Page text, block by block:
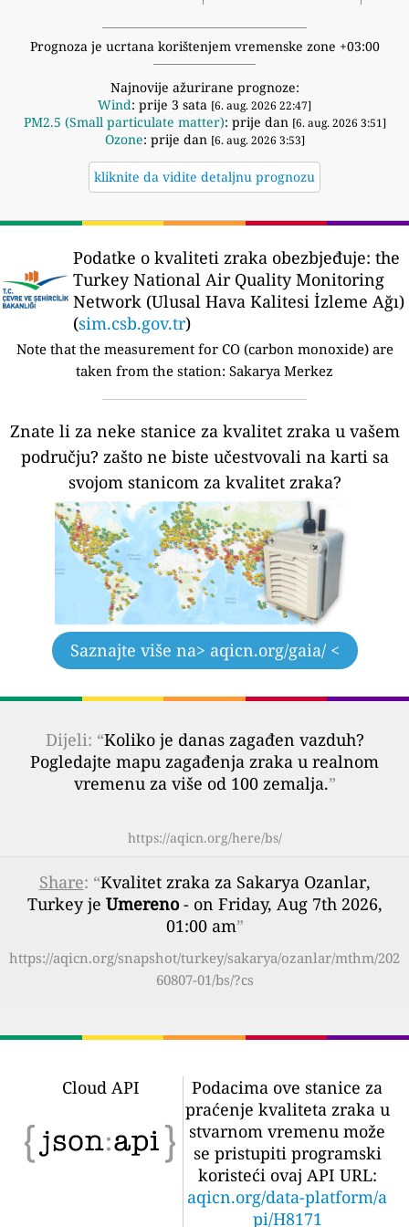
Prognoza je ucrtana korištenjem vremenske zone +03:00
Najnovije ažurirane prognoze:
Wind: prije 3 sata [6. aug. 2026 22:47]
PM2.5 (Small particulate matter): prije dan [6. aug. 2026 3:51]
Ozone: prije dan [6. aug. 2026 3:53]
kliknite da vidite detaljnu prognozu
Podatke o kvaliteti zraka obezbjeđuje: the
Turkey National Air Quality Monitoring
Network (Ulusal Hava Kalitesi İzleme Ağı)
(sim.csb.gov.tr)
Note that the measurement for CO (carbon monoxide) are
taken from the station: Sakarya Merkez
Znate li za neke stanice za kvalitet zraka u vašem
području? zašto ne biste učestvovali na karti sa
svojom stanicom za kvalitet zraka?
Saznajte više na> aqicn.org/gaia/ <
Dijeli: “Koliko je danas zagađen vazduh?
Pogledajte mapu zagađenja zraka u realnom
vremenu za više od 100 zemalja.”
https://aqicn.org/here/bs/
Share: “Kvalitet zraka za Sakarya Ozanlar,
Turkey je Umereno- on Friday, Aug 7th 2026,
01:00 am”
https://aqicn.org/snapshot/turkey/sakarya/ozanlar/mthm/202
60807-01/bs/?cs
Cloud API
Podacima ove stanice za
praćenje kvaliteta zraka u
stvarnom vremenu može
se pristupiti programski
koristeći ovaj API URL:
aqicn.org/data-platform/a
pi/H8171